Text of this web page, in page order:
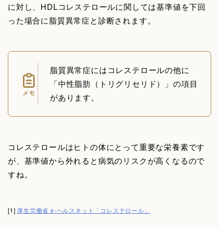
に対し、HDLコレステロールに関しては基準値を下回
った場合に脂質異常症と診断されます。
メモ
脂質異常症にはコレステロールの他に
「中性脂肪（トリグリセリド）」の項目
があります。
コレステロールはヒトの体にとって重要な栄養素です
が、基準値から外れると病気のリスクが高くなるので
すね。
[1] 厚生労働省 e-ヘルスネット「コレステロール」